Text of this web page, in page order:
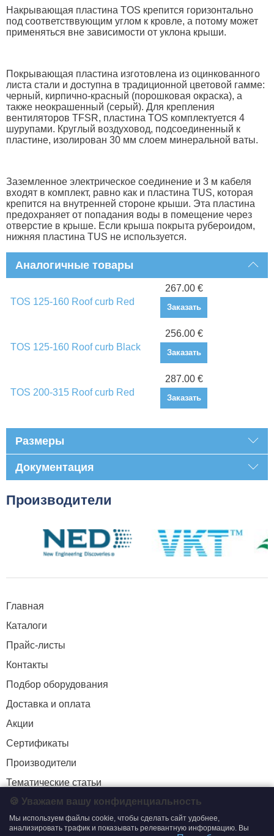
Накрывающая пластина TOS крепится горизонтально
под соответстввующим углом к кровле, а потому может
применяться вне зависимости от уклона крыши.
Покрывающая пластина изготовлена из оцинкованного
листа стали и доступна в традиционной цветовой гамме:
черный, кирпично-красный (порошковая окраска), а
также неокрашенный (серый). Для крепления
вентиляторов TFSR, пластина TOS комплектуется 4
шурупами. Круглый воздуховод, подсоединенный к
пластине, изолирован 30 мм слоем минеральной ваты.
Заземленное электрическое соединение и 3 м кабеля
входят в комплект, равно как и пластина TUS, которая
крепится на внутренней стороне крыши. Эта пластина
предохраняет от попадания воды в помещение через
отверстие в крыше. Если крыша покрыта рубероидом,
нижняя пластина TUS не используется.
Аналогичные товары
TOS 125-160 Roof curb Red
267.00 €
Заказать
TOS 125-160 Roof curb Black
256.00 €
Заказать
TOS 200-315 Roof curb Red
287.00 €
Заказать
Размеры
Документация
Производители
Главная
Каталоги
Прайс-листы
Контакты
Подбор оборудования
Доставка и оплата
Акции
Сертификаты
Производители
Тематические статьи
+7 (495) 204-19-33
🍪 Уважаем вашу конфиденциальность
Мы используем файлы cookie, чтобы сделать сайт удобнее,
анализировать трафик и показывать релевантную информацию. Вы